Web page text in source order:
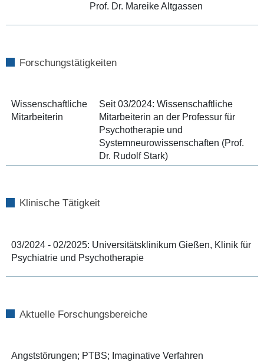
Prof. Dr. Mareike Altgassen
Forschungstätigkeiten
Wissenschaftliche
Mitarbeiterin
Seit 03/2024: Wissenschaftliche
Mitarbeiterin an der Professur für
Psychotherapie und
Systemneurowissenschaften (Prof.
Dr. Rudolf Stark)
Klinische Tätigkeit
03/2024 - 02/2025: Universitätsklinikum Gießen, Klinik für
Psychiatrie und Psychotherapie
Aktuelle Forschungsbereiche
Angststörungen; PTBS; Imaginative Verfahren